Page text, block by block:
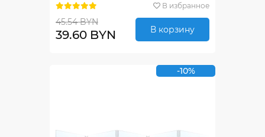
В избранное
45.54 BYN
39.60 BYN В корзину
-10%